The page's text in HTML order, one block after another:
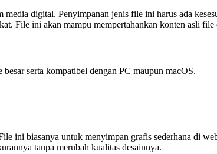
digital. Penyimpanan jenis file ini harus ada
File ini akan mampu mempertahankan konten asli
serta kompatibel dengan PC maupun macOS.
ini biasanya untuk menyimpan grafis sederhana di
tanpa merubah kualitas desainnya.